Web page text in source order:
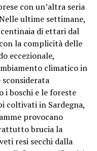
con un’altra seria
ultime settimane,
di ettari dal
la complicità delle
eccezionale,
climatico in
sconsiderata
i boschi e le foreste
coltivati in Sardegna,
provocano
brucia la
resi secchi dalla